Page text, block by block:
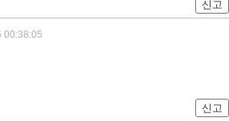
신고
00:38:05
신고